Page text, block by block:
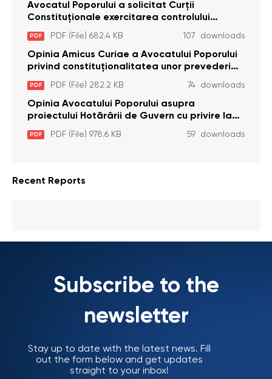
Avocatul Poporului a solicitat Curţii
Constituţionale exercitarea controlului
constituţionalităţii unor prevederi cu privire la
plata alocației sociale de stat persoanelor
cu dizabilitați care sunt private de liberate
PDF PDF (File) 682.4 KB 107 downloads
Opinia Amicus Curiae a Avocatului Poporului
privind constituționalitatea unor prevederi
care interzic angajarea în organizațiile de
pază particulară a persoanelor condamnate
pentru comiterea cu intenție a unor infracțiuni
a fost luată în considerare de Curtea
Constituțională
PDF PDF (File) 282.2 KB 74 downloads
Opinia Avocatului Poporului asupra
proiectului Hotărârii de Guvern cu privire la
aprobarea proiectului de lege privind
activitatea sanitară veterinarăa
PDF PDF (File) 978.6 KB 59 downloads
Recent Reports
Subscribe to the
newsletter
Stay up to date with the latest news. Fill
out the form below and get updates
straight to your inbox!